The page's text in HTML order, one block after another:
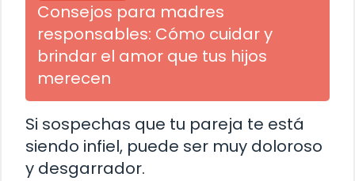
Consejos para madres
responsables: Cómo cuidar y
brindar el amor que tus hijos
merecen
Si sospechas que tu pareja te está
siendo infiel, puede ser muy doloroso
y desgarrador.